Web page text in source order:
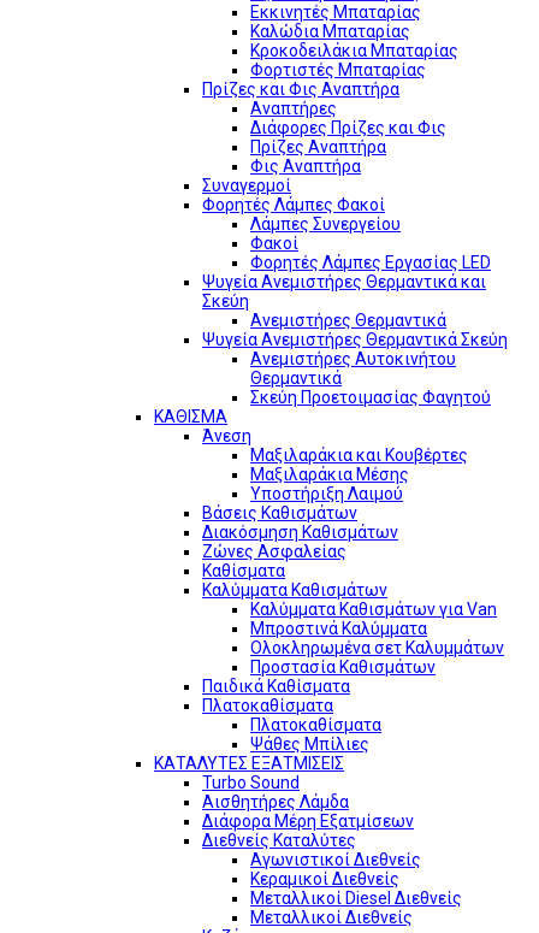
Εκκινητές Μπαταρίας
Καλώδια Μπαταρίας
Κροκοδειλάκια Μπαταρίας
Φορτιστές Μπαταρίας
Πρίζες και Φις Αναπτήρα
Αναπτήρες
Διάφορες Πρίζες και Φις
Πρίζες Αναπτήρα
Φις Αναπτήρα
Συναγερμοί
Φορητές Λάμπες Φακοί
Λάμπες Συνεργείου
Φακοί
Φορητές Λάμπες Εργασίας LED
Ψυγεία Ανεμιστήρες Θερμαντικά και
Σκεύη
Ανεμιστήρες Θερμαντικά
Ψυγεία Ανεμιστήρες Θερμαντικά Σκεύη
Ανεμιστήρες Αυτοκινήτου
Θερμαντικά
Σκεύη Προετοιμασίας Φαγητού
ΚΑΘΙΣΜΑ
Άνεση
Μαξιλαράκια και Κουβέρτες
Μαξιλαράκια Μέσης
Υποστήριξη Λαιμού
Βάσεις Καθισμάτων
Διακόσμηση Καθισμάτων
Ζώνες Ασφαλείας
Καθίσματα
Καλύμματα Καθισμάτων
Καλύμματα Καθισμάτων για Van
Μπροστινά Καλύμματα
Ολοκληρωμένα σετ Καλυμμάτων
Προστασία Καθισμάτων
Παιδικά Καθίσματα
Πλατοκαθίσματα
Πλατοκαθίσματα
Ψάθες Μπίλιες
ΚΑΤΑΛΥΤΕΣ ΕΞΑΤΜΙΣΕΙΣ
Turbo Sound
Αισθητήρες Λάμδα
Διάφορα Μέρη Εξατμίσεων
Διεθνείς Καταλύτες
Αγωνιστικοί Διεθνείς
Κεραμικοί Διεθνείς
Μεταλλικοί Diesel Διεθνείς
Μεταλλικοί Διεθνείς